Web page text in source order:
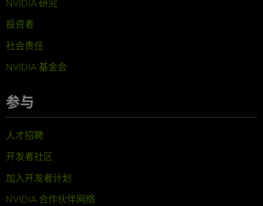
NVIDIA 研究
投资者
社会责任
NVIDIA 基金会
参与
人才招聘
开发者社区
加入开发者计划
NVIDIA 合作伙伴网络